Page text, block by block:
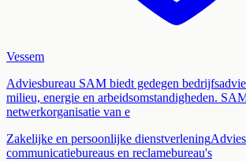
Vessem
Adviesbureau SAM biedt gedegen
milieu, energie en arbeidsomstandigheden.
netwerkorganisatie van e
Zakelijke en persoonlijke dienstverlening
communicatiebureaus en reclamebureau's